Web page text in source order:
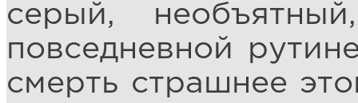
серый,
повседневной
смерть страшнее